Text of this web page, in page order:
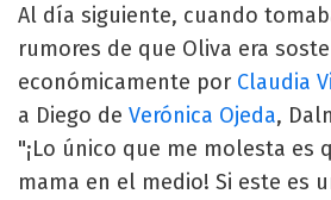
Al día siguiente, cuando
rumores de que Oliva era
económicamente por Claudia
a Diego de Verónica Ojeda,
"¡Lo único que me molesta es
mama en el medio! Si este es